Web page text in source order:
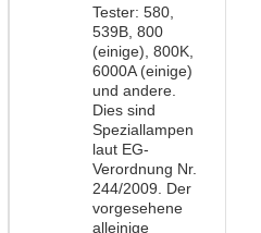
Tester: 580,
539B, 800
(einige), 800K,
6000A (einige)
und andere.
Dies sind
Speziallampen
laut EG-
Verordnung Nr.
244/2009. Der
vorgesehene
alleinige